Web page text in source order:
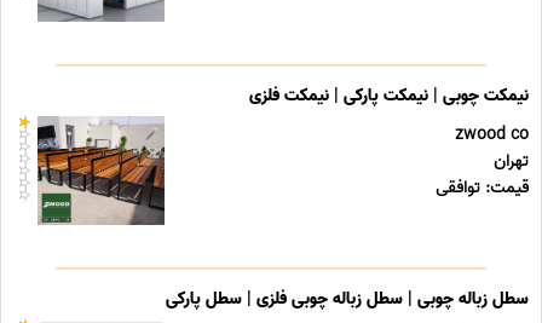
نیمکت چوبی | نیمکت پارکی | نیمکت فلزی
zwood co
تهران
قیمت: توافقی
سطل زباله چوبی | سطل زباله چوبی فلزی | سطل پارکی